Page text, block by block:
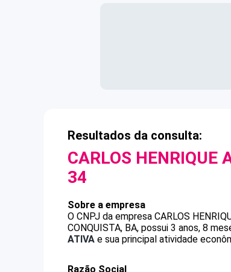
Resultados da consulta:
CARLOS HENRIQUE
34
Sobre a empresa
O CNPJ da empresa CARLOS
CONQUISTA, BA, possui 3 anos, 8
ATIVA e sua principal atividade
Razão Social